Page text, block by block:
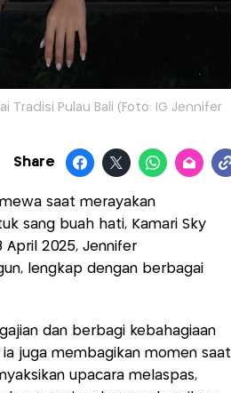
Tradisi Pulau Bali (Foto: IG Jennifer
Share
saat merayakan
sang buah hati, Kamari Sky
April 2025, Jennifer
lengkap dengan berbagai
dan berbagi kebahagiaan
juga membagikan momen saat
upacara melaspas,